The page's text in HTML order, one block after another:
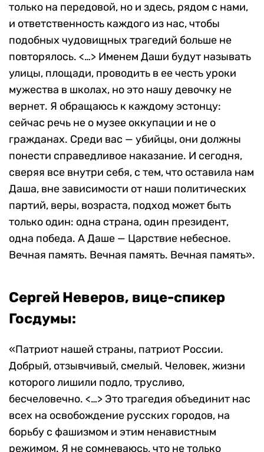
только на передовой, но и здесь, рядом с нами,
и ответственность каждого из нас, чтобы
подобных чудовищных трагедий больше не
повторялось. <…> Именем Даши будут называть
улицы, площади, проводить в ее честь уроки
мужества в школах, но это нашу девочку не
вернет. Я обращаюсь к каждому эстонцу:
сейчас речь не о музее оккупации и не о
гражданах. Среди вас — убийцы, они должны
понести справедливое наказание. И сегодня,
сверяя все внутри себя, с тем, что оставила нам
Даша, вне зависимости от наши политических
партий, веры, возраста, подход может быть
только один: одна страна, один президент,
одна победа. А Даше — Царствие небесное.
Вечная память. Вечная память. Вечная память».
Сергей Неверов, вице-спикер
Госдумы:
«Патриот нашей страны, патриот России.
Добрый, отзывчивый, смелый. Человек, жизни
которого лишили подло, трусливо,
бесчеловечно. <…> Это трагедия объединит нас
всех на освобождение русских городов, на
борьбу с фашизмом и этим ненавистным
режимом. Я не сомневаюсь, что не только